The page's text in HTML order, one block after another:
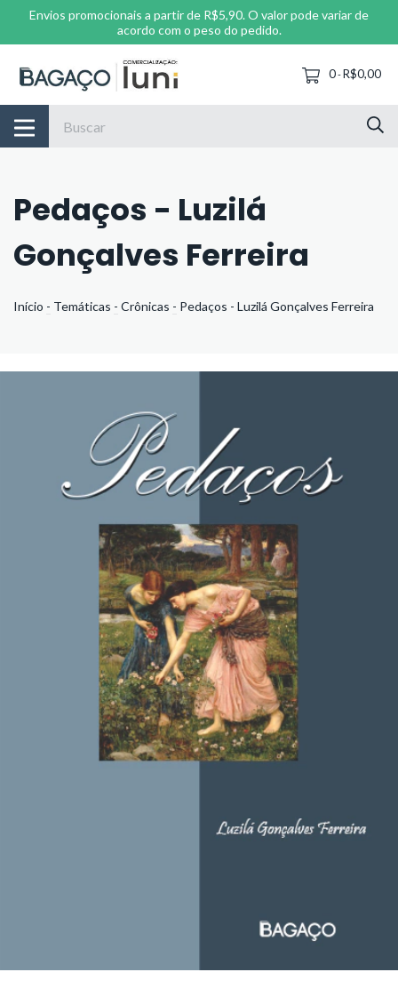
Envios promocionais a partir de R$5,90. O valor pode variar de
acordo com o peso do pedido.
0-R$0,00
Pedaços - Luzilá
Gonçalves Ferreira
Início - Temáticas - Crônicas - Pedaços - Luzilá Gonçalves Ferreira